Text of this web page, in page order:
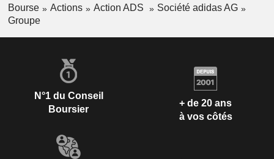
Bourse Actions Action ADS
Société adidas AG
Groupe
N°1 du Conseil
Boursier
+ de 20 ans
à vos côtés